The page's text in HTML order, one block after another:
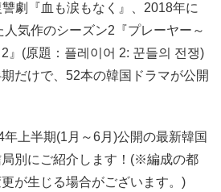
劇『血も涙もなく』、2018年に
気作のシーズン2『プレーヤー～
』(原題：플레이어 2: 꾼들의 전쟁)
だけで、52本の韓国ドラマが公開
上半期(1月～6月)公開の最新韓国
局別にご紹介します！(※編成の都
が生じる場合がございます。)